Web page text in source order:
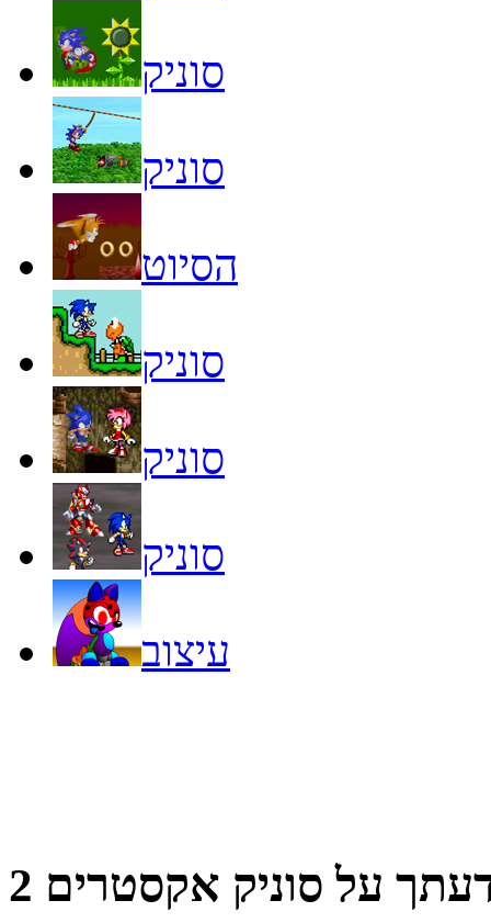
סוניק
סוניק
הסיוט
סוניק
סוניק
סוניק
עיצוב
על סוניק אקסטרים 2